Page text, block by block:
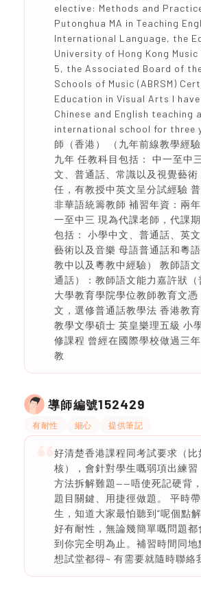
elective: Methods and
Putonghua MA in Teaching
International Language, the
University of Hong Kong
5, the Associated Board of
Schools of Music (ABRSM)
Education in Visual Arts I have
Chinese and English teaching
international school for three
師（香港） （九年前線教學經
九年 任教科目包括： 中一至中
文、普通話、常識以及視覺藝術
任，有教授中英文呈分試經驗
非華語統籌教師 補習年資：兩
一至中三 現為代課老師，代課
包括： 小學中文、普通話、英
藝術以及音樂 母語普通話和粵
教中以及粵教中經驗） 教師語
通話）：教師語文能力嘉許狀（
大學教育學院學位教師教育文憑
文，選修普通話教學法 香港教
教學文學碩士 英皇樂理五級 小
修課程 曾經在國際學校做過三
教
導師編號152429
有耐性 細心 提供筆記
好清楚香港課程同考試要求（比
核），會針對學生嘅弱項出練習
方法拆解難題——唔使死記硬背
題目關鍵、用捷徑做題。 平時
生，知道大家最怕聽到“呢個點
好有耐性，無論幾簡單嘅問題都
到你完全明為止。補習時間同地
想試堂都得~ 有需要就隨時聯絡